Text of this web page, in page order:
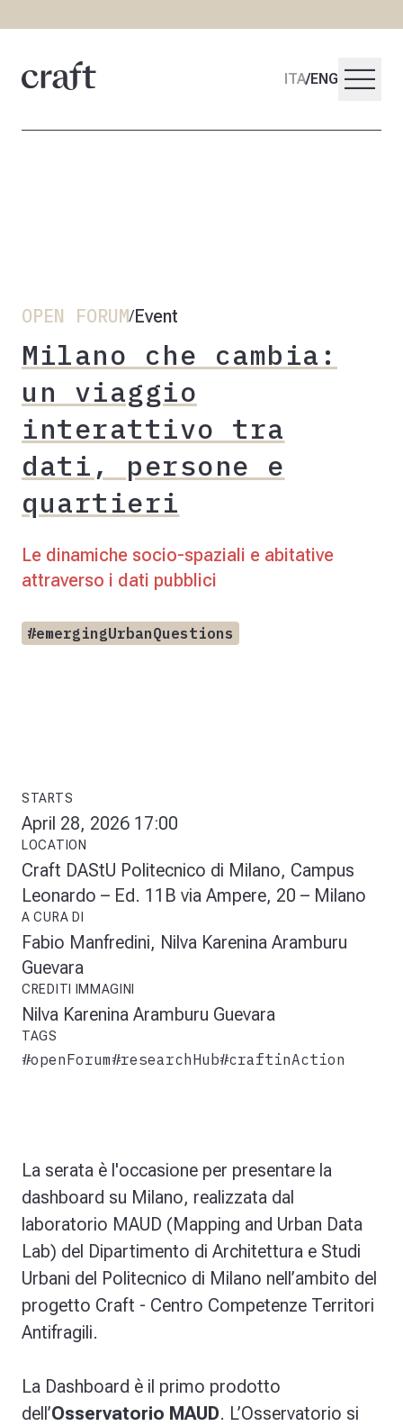
ITA/ENG menu
OPEN FORUM/Event
Milano che cambia:
un viaggio
interattivo tra
dati, persone e
quartieri
Le dinamiche socio-spaziali e abitative
attraverso i dati pubblici
#emergingUrbanQuestions
STARTS
April 28, 2026 17:00
LOCATION
Craft DAStU Politecnico di Milano, Campus
Leonardo – Ed. 11B via Ampere, 20 – Milano
A CURA DI
Fabio Manfredini, Nilva Karenina Aramburu
Guevara
CREDITI IMMAGINI
Nilva Karenina Aramburu Guevara
TAGS
#openForum#researchHub#craftinAction
La serata è l'occasione per presentare la
dashboard su Milano, realizzata dal
laboratorio MAUD (Mapping and Urban Data
Lab) del Dipartimento di Architettura e Studi
Urbani del Politecnico di Milano nell’ambito del
progetto Craft - Centro Competenze Territori
Antifragili.
La Dashboard è il primo prodotto
dell’Osservatorio MAUD. L’Osservatorio si